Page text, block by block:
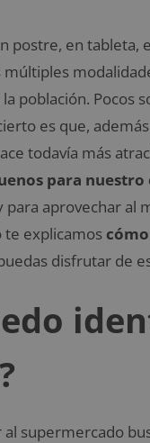
postre, en tableta,
población. Pocos
es que,
todavía más
para
aprovechar al
te explicamos
disfrutar de
al supermercado